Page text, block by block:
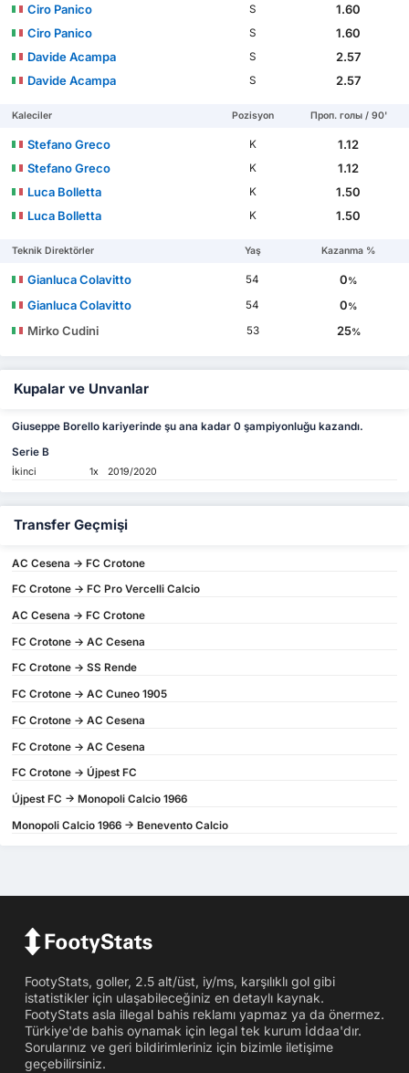
Ciro Panico
S
1.60
Ciro Panico
S
1.60
Davide Acampa
S
2.57
Davide Acampa
S 2.57
Kaleciler Pozisyon Проп. голы / 90'
Stefano Greco K
1.12
Stefano Greco
K
1.12
Luca Bolletta
K
1.50
Luca Bolletta
K 1.50
Teknik Direktörler Yaş Kazanma %
Gianluca Colavitto 54 0%
Gianluca Colavitto 54 0%
Mirko Cudini 53 25%
Kupalar ve Unvanlar
Giuseppe Borello kariyerinde şu ana kadar 0 şampiyonluğu kazandı.
Serie B
İkinci 1x 2019/2020
Transfer Geçmişi
AC Cesena -> FC Crotone
FC Crotone -> FC Pro Vercelli Calcio
AC Cesena -> FC Crotone
FC Crotone -> AC Cesena
FC Crotone -> SS Rende
FC Crotone -> AC Cuneo 1905
FC Crotone -> AC Cesena
FC Crotone -> AC Cesena
FC Crotone -> Újpest FC
Újpest FC -> Monopoli Calcio 1966
Monopoli Calcio 1966 -> Benevento Calcio
FootyStats, goller, 2.5 alt/üst, iy/ms, karşılıklı gol gibi
istatistikler için ulaşabileceğiniz en detaylı kaynak.
FootyStats asla illegal bahis reklamı yapmaz ya da önermez.
Türkiye'de bahis oynamak için legal tek kurum İddaa'dır.
Sorularınız ve geri bildirimleriniz için bizimle iletişime
geçebilirsiniz.